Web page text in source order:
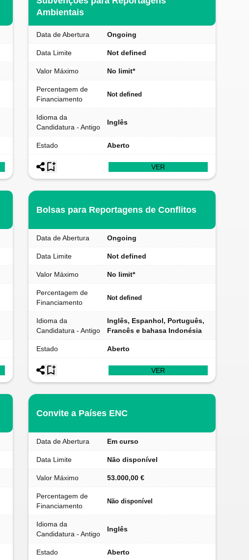
Ambientais
Data de Abertura Ongoing
Data Limite Not defined
Valor Máximo No limit*
Percentagem de
Financiamento
Not defined
Idioma da
Candidatura - Antigo
Inglês
Estado Aberto
VER
Bolsas para Reportagens de Conflitos
Data de Abertura Ongoing
Data Limite Not defined
Valor Máximo No limit*
Percentagem de
Financiamento
Not defined
Idioma da
Candidatura - Antigo
Inglês, Espanhol, Português,
Francês e bahasa Indonésia
Estado Aberto
VER
Convite a Países ENC
Data de Abertura Em curso
Data Limite Não disponível
Valor Máximo 53.000,00 €
Percentagem de
Financiamento
Não disponível
Idioma da
Candidatura - Antigo
Inglês
Estado Aberto